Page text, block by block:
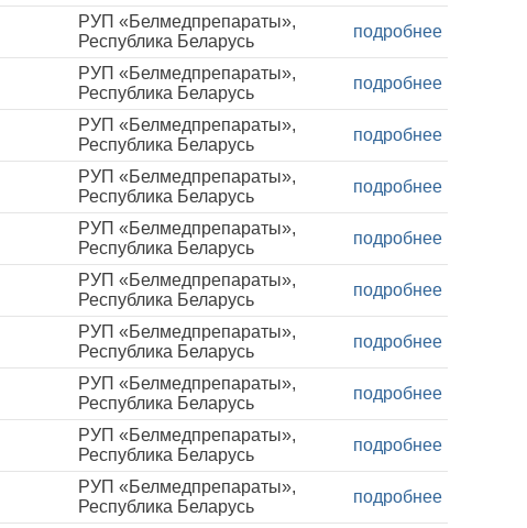
РУП «Белмедпрепараты»,
Республика Беларусь
подробнее
РУП «Белмедпрепараты»,
Республика Беларусь
подробнее
РУП «Белмедпрепараты»,
Республика Беларусь
подробнее
РУП «Белмедпрепараты»,
Республика Беларусь
подробнее
РУП «Белмедпрепараты»,
Республика Беларусь
подробнее
РУП «Белмедпрепараты»,
Республика Беларусь
подробнее
РУП «Белмедпрепараты»,
Республика Беларусь
подробнее
РУП «Белмедпрепараты»,
Республика Беларусь
подробнее
РУП «Белмедпрепараты»,
Республика Беларусь
подробнее
РУП «Белмедпрепараты»,
Республика Беларусь
подробнее